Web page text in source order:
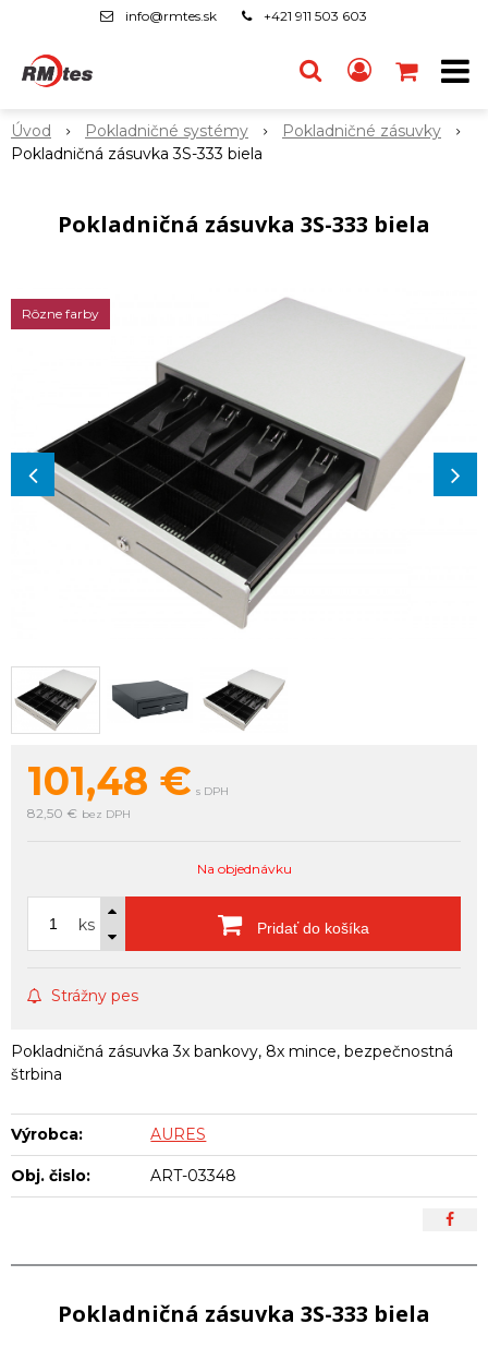
info@rmtes.sk +421 911 503 603
Úvod Pokladničné systémy
Pokladničné zásuvky
Pokladničná zásuvka 3S-333 biela
Pokladničná zásuvka 3S-333 biela
Rôzne farby
101,48 € s DPH
82,50 € bez DPH
Na objednávku
ks Pridať do košíka
Strážny pes
Pokladničná zásuvka 3x bankovy, 8x mince, bezpečnostná
štrbina
Výrobca: AURES
Obj. čislo: ART-03348
Pokladničná zásuvka 3S-333 biela